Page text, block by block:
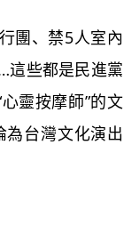
團、禁5人室內
這些都是民進黨
靈按摩師”的文
為台灣文化演出